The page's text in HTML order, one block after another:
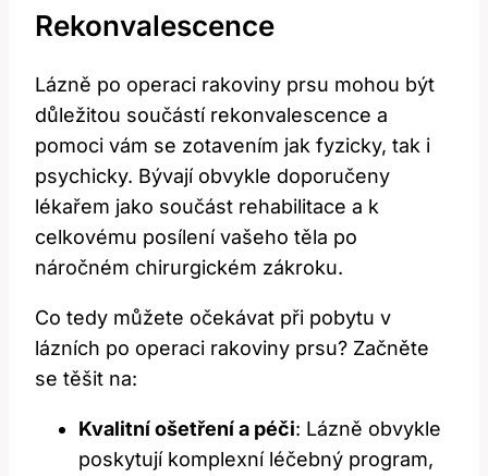
Rekonvalescence
Lázně po operaci rakoviny prsu mohou být
důležitou součástí rekonvalescence a
pomoci vám se zotavením jak fyzicky, tak i
psychicky. Bývají obvykle doporučeny
lékařem jako součást rehabilitace a k
celkovému posílení vašeho těla po
náročném chirurgickém zákroku.
Co tedy můžete očekávat při pobytu v
lázních po operaci rakoviny prsu? Začněte
se těšit na:
Kvalitní ošetření a péči: Lázně obvykle
poskytují komplexní léčebný program,